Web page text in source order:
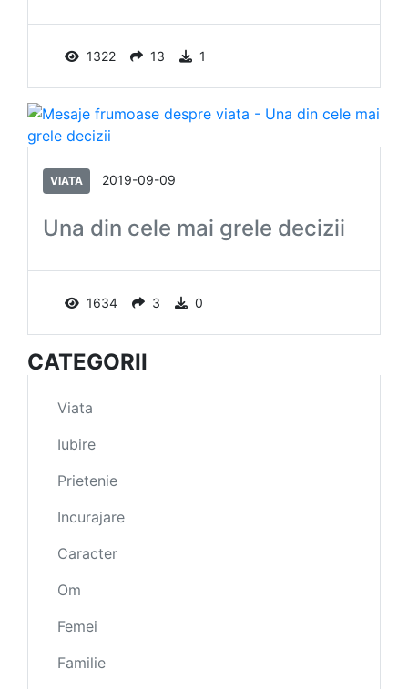
1322 13 1
VIATA 2019-09-09
Una din cele mai grele decizii
1634 3 0
CATEGORII
Viata
Iubire
Prietenie
Incurajare
Caracter
Om
Femei
Familie